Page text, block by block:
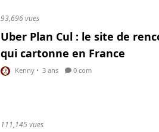
93,696 vues
Uber Plan Cul : le site de
qui cartonne en France
Kenny • 3 ans 0 com
111,145 vues